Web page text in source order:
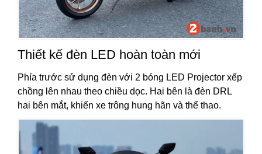
Thiết kế đèn LED hoàn toàn mới
Phía trước sử dụng đèn với 2 bóng LED Projector xếp
chồng lên nhau theo chiều dọc. Hai bên là đèn DRL
hai bên mắt, khiến xe trông hung hãn và thể thao.